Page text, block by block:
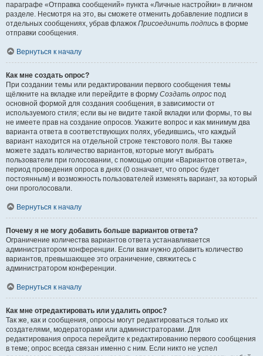
параграфе «Отправка сообщений» пункта «Личные настройки» в личном
разделе. Несмотря на это, вы сможете отменить добавление подписи в
отдельных сообщениях, убрав флажок Присоединить подпись в форме
отправки сообщения.
Вернуться к началу
Как мне создать опрос?
При создании темы или редактировании первого сообщения темы
щёлкните на вкладке или перейдите в форму Создать опрос под
основной формой для создания сообщения, в зависимости от
используемого стиля; если вы не видите такой вкладки или формы, то вы
не имеете прав на создание опросов. Укажите вопрос и как минимум два
варианта ответа в соответствующих полях, убедившись, что каждый
вариант находится на отдельной строке текстового поля. Вы также
можете задать количество вариантов, которые могут выбрать
пользователи при голосовании, с помощью опции «Вариантов ответа»,
период проведения опроса в днях (0 означает, что опрос будет
постоянным) и возможность пользователей изменять вариант, за который
они проголосовали.
Вернуться к началу
Почему я не могу добавить больше вариантов ответа?
Ограничение количества вариантов ответа устанавливается
администратором конференции. Если вам нужно добавить количество
вариантов, превышающее это ограничение, свяжитесь с
администратором конференции.
Вернуться к началу
Как мне отредактировать или удалить опрос?
Так же, как и сообщения, опросы могут редактироваться только их
создателями, модераторами или администраторами. Для
редактирования опроса перейдите к редактированию первого сообщения
в теме; опрос всегда связан именно с ним. Если никто не успел